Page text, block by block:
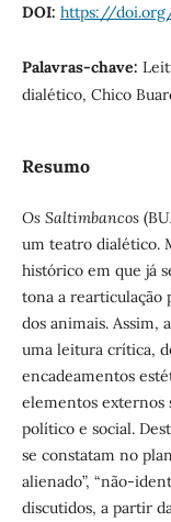
DOI: https://
Palavras-chave:
dialético, Chico
Resumo
Os Saltimbancos
um teatro dialético.
histórico em que já
tona a rearticulação
dos animais. Assim,
uma leitura crítica,
encadeamentos
elementos externos
político e social.
se constatam no
alienado”, “não-
discutidos, a partir